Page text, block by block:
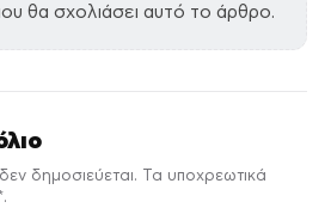
θα σχολιάσει αυτό το άρθρο.
δημοσιεύεται. Τα υποχρεωτικά